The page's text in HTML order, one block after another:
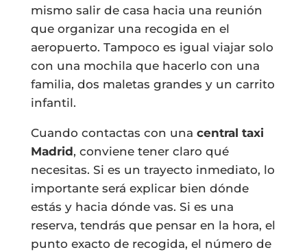
mismo salir de casa hacia una reunión
que organizar una recogida en el
aeropuerto. Tampoco es igual viajar solo
con una mochila que hacerlo con una
familia, dos maletas grandes y un carrito
infantil.
Cuando contactas con una central taxi
Madrid, conviene tener claro qué
necesitas. Si es un trayecto inmediato, lo
importante será explicar bien dónde
estás y hacia dónde vas. Si es una
reserva, tendrás que pensar en la hora, el
punto exacto de recogida, el número de